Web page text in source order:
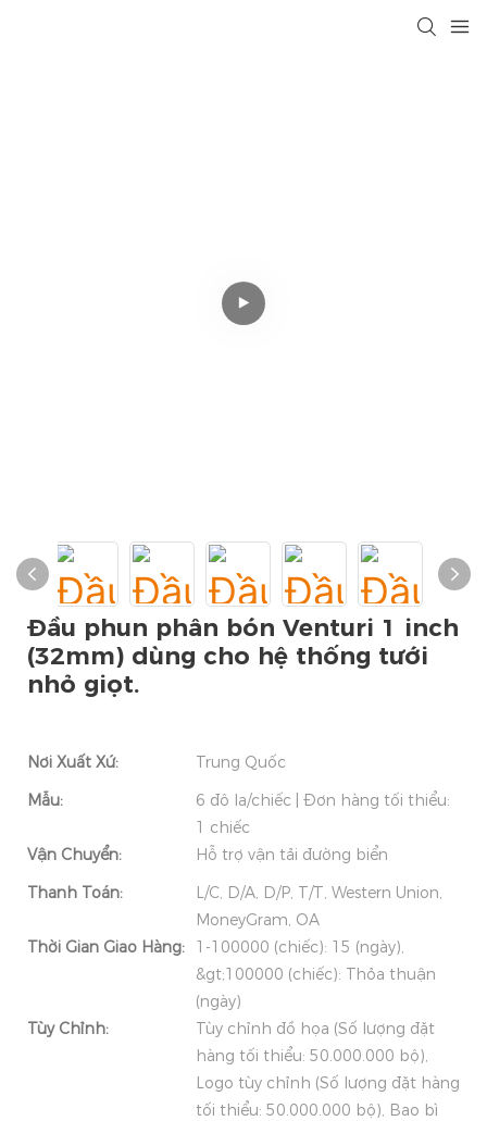
Đầu phun phân bón Venturi 1 inch
(32mm) dùng cho hệ thống tưới
nhỏ giọt.
Nơi Xuất Xứ:
Trung Quốc
Mẫu:
6 đô la/chiếc | Đơn hàng tối thiểu:
1 chiếc
Vận Chuyển:
Hỗ trợ vận tải đường biển
Thanh Toán:
L/C, D/A, D/P, T/T, Western Union,
MoneyGram, OA
Thời Gian Giao Hàng:
1-100000 (chiếc): 15 (ngày),
&gt;100000 (chiếc): Thỏa thuận
(ngày)
Tùy Chỉnh:
Tùy chỉnh đồ họa (Số lượng đặt
hàng tối thiểu: 50.000.000 bộ),
Logo tùy chỉnh (Số lượng đặt hàng
tối thiểu: 50.000.000 bộ), Bao bì